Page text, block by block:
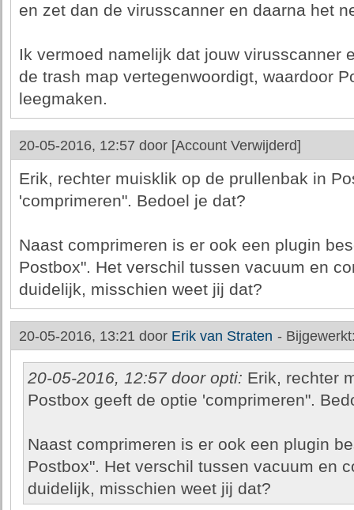
en zet dan de virusscanner en daarna het
Ik vermoed namelijk dat jouw virusscanner
de trash map vertegenwoordigt, waardoor
leegmaken.
20-05-2016, 12:57 door [Account Verwijderd]
Erik, rechter muisklik op de prullenbak in
'comprimeren". Bedoel je dat?
Naast comprimeren is er ook een plugin
Postbox". Het verschil tussen vacuum en
duidelijk, misschien weet jij dat?
20-05-2016, 13:21 door Erik van Straten -
20-05-2016, 12:57 door opti: Erik, rechter
Postbox geeft de optie 'comprimeren".
Naast comprimeren is er ook een plugin
Postbox". Het verschil tussen vacuum en
duidelijk, misschien weet jij dat?